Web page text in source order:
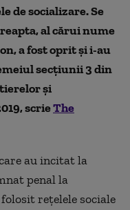
de socializare. Se
al cărui nume
a fost oprit și i-au
secțiunii 3 din
și
scrieThe
au incitat la
penal la
rețelele sociale